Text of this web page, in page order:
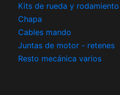
Kits de rueda y rodamiento
Chapa
Cables mando
Juntas de motor - retenes
Resto mecánica varios